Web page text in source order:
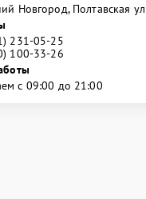
Новгород, Полтавская
231-05-25
100-33-26
с 09:00 до 21:00